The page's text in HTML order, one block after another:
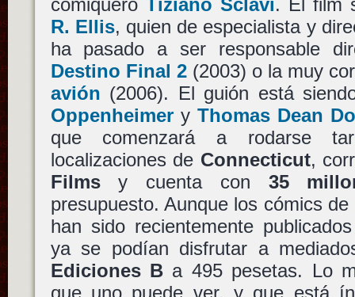
comiquero Tiziano Sclavi. El film
R. Ellis, quien de especialista y
ha pasado a ser responsable
Destino Final 2(2003) o la muy
avión (2006). El guión está
Oppenheimery Thomas Dean
que comenzará a rodarse
localizaciones de Connecticut,
Filmsy cuenta con 35
presupuesto. Aunque los cómics de
han sido recientemente
ya se podían disfrutar a
Ediciones Ba 495 pesetas. Lo
que uno puede ver, y que está